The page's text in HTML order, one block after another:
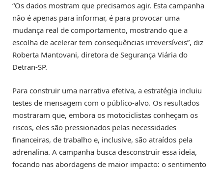
“Os dados mostram que precisamos agir. Esta campanha
não é apenas para informar, é para provocar uma
mudança real de comportamento, mostrando que a
escolha de acelerar tem consequências irreversíveis”, diz
Roberta Mantovani, diretora de Segurança Viária do
Detran-SP.
Para construir uma narrativa efetiva, a estratégia incluiu
testes de mensagem com o público-alvo. Os resultados
mostraram que, embora os motociclistas conheçam os
riscos, eles são pressionados pelas necessidades
financeiras, de trabalho e, inclusive, são atraídos pela
adrenalina. A campanha busca desconstruir essa ideia,
focando nas abordagens de maior impacto: o sentimento